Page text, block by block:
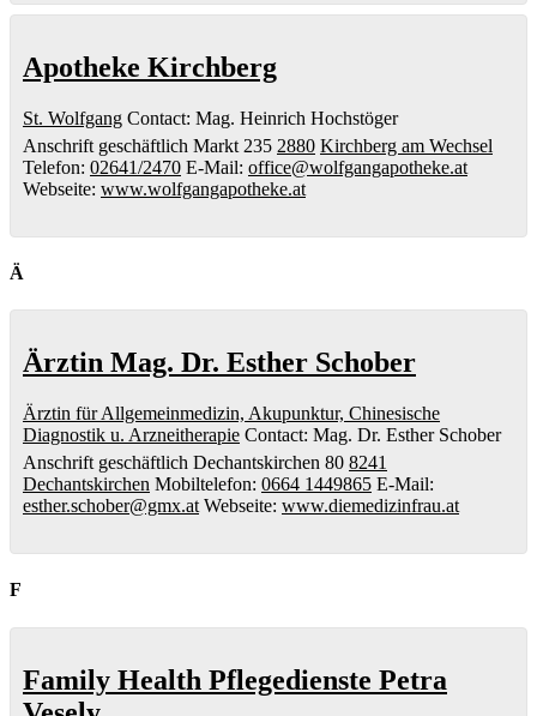
Apotheke Kirchberg
St. Wolfgang Contact: Mag. Heinrich Hochstöger
Anschrift geschäftlich Markt 235 2880 Kirchberg am Wechsel
Telefon: 02641/2470 E-Mail: office@wolfgangapotheke.at
Webseite: www.wolfgangapotheke.at
Ä
Ärztin Mag. Dr. Esther Schober
Ärztin für Allgemeinmedizin, Akupunktur, Chinesische
Diagnostik u. Arzneitherapie Contact: Mag. Dr. Esther Schober
Anschrift geschäftlich Dechantskirchen 80 8241
Dechantskirchen Mobiltelefon: 0664 1449865 E-Mail:
esther.schober@gmx.at Webseite: www.diemedizinfrau.at
F
Family Health Pflegedienste Petra